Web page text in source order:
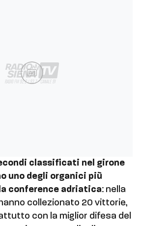
Ad
classificati nel girone
uno degli organici più
conference adriatica: nella
collezionato 20 vittorie,
con la miglior difesa del